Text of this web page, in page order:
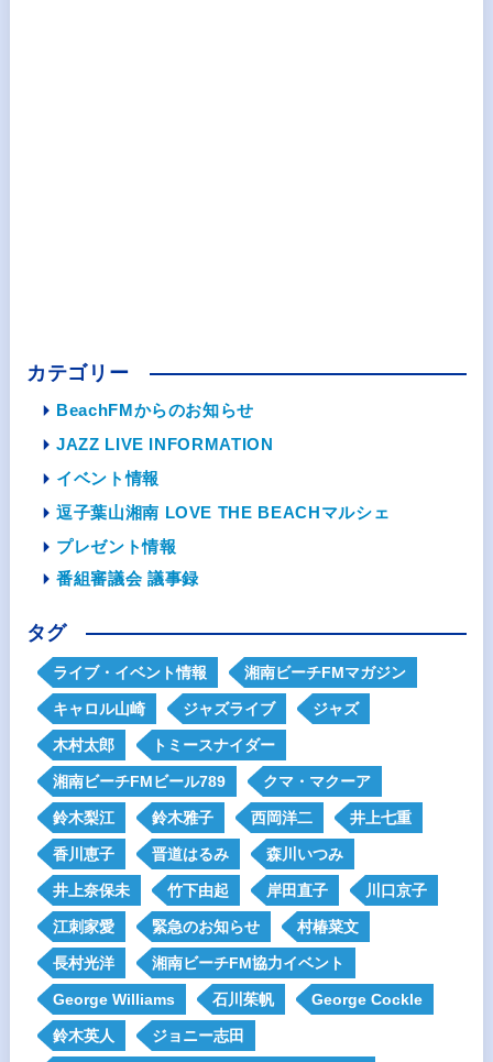
カテゴリー
BeachFMからのお知らせ
JAZZ LIVE INFORMATION
イベント情報
逗子葉山湘南 LOVE THE BEACHマルシェ
プレゼント情報
番組審議会 議事録
タグ
ライブ・イベント情報 湘南ビーチFMマガジン
キャロル山崎 ジャズライブ ジャズ
木村太郎 トミースナイダー
湘南ビーチFMビール789 クマ・マクーア
鈴木梨江 鈴木雅子 西岡洋二 井上七重
香川恵子 晋道はるみ 森川いつみ
井上奈保未 竹下由起 岸田直子 川口京子
江刺家愛 緊急のお知らせ 村椿菜文
長村光洋 湘南ビーチFM協力イベント
George Williams 石川茱帆 George Cockle
鈴木英人 ジョニー志田